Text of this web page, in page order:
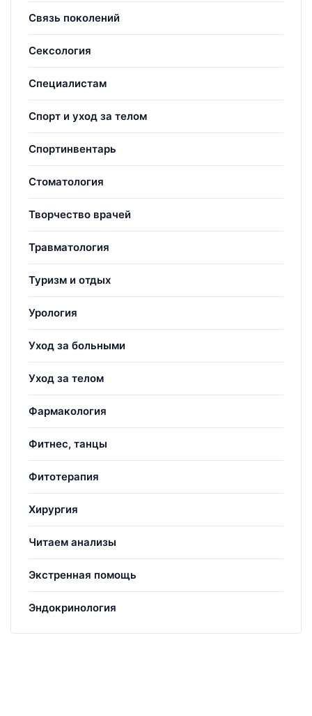
Связь поколений
Сексология
Специалистам
Спорт и уход за телом
Спортинвентарь
Стоматология
Творчество врачей
Травматология
Туризм и отдых
Урология
Уход за больными
Уход за телом
Фармакология
Фитнес, танцы
Фитотерапия
Хирургия
Читаем анализы
Экстренная помощь
Эндокринология